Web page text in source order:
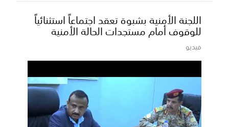
اللجنة الأمنية بشبوة تعقد اجتماعاً استثنائياً
للوقوف أمام مستجدات الحالة الأمنية
فيديو